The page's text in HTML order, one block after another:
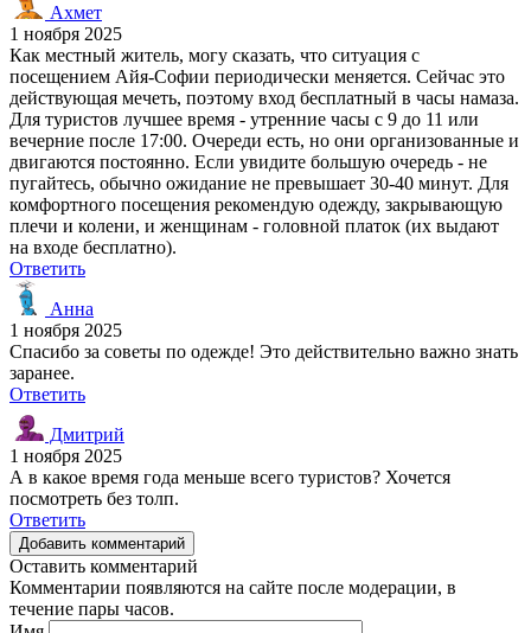
Ахмет
1 ноября 2025
Как местный житель, могу сказать, что ситуация с
посещением Айя-Софии периодически меняется. Сейчас это
действующая мечеть, поэтому вход бесплатный в часы намаза.
Для туристов лучшее время - утренние часы с 9 до 11 или
вечерние после 17:00. Очереди есть, но они организованные и
двигаются постоянно. Если увидите большую очередь - не
пугайтесь, обычно ожидание не превышает 30-40 минут. Для
комфортного посещения рекомендую одежду, закрывающую
плечи и колени, и женщинам - головной платок (их выдают
на входе бесплатно).
Ответить
Анна
1 ноября 2025
Спасибо за советы по одежде! Это действительно важно знать
заранее.
Ответить
Дмитрий
1 ноября 2025
А в какое время года меньше всего туристов? Хочется
посмотреть без толп.
Ответить
Добавить комментарий
Оставить комментарий
Комментарии появляются на сайте после модерации, в
течение пары часов.